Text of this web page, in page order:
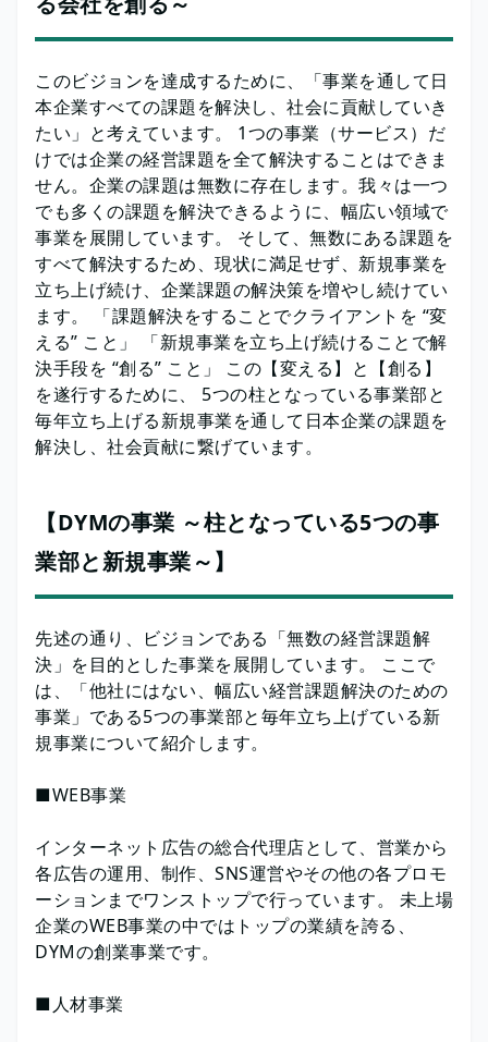
このビジョンを達成するために、「事業を通して日
本企業すべての課題を解決し、社会に貢献していき
たい」と考えています。 1つの事業（サービス）だ
けでは企業の経営課題を全て解決することはできま
せん。企業の課題は無数に存在します。我々は一つ
でも多くの課題を解決できるように、幅広い領域で
事業を展開しています。 そして、無数にある課題を
すべて解決するため、現状に満足せず、新規事業を
立ち上げ続け、企業課題の解決策を増やし続けてい
ます。 「課題解決をすることでクライアントを “変
える” こと」 「新規事業を立ち上げ続けることで解
決手段を “創る” こと」 この【変える】と【創る】
を遂行するために、 5つの柱となっている事業部と
毎年立ち上げる新規事業を通して日本企業の課題を
解決し、社会貢献に繋げています。
【DYMの事業 ～柱となっている5つの事
業部と新規事業～】
先述の通り、ビジョンである「無数の経営課題解
決」を目的とした事業を展開しています。 ここで
は、「他社にはない、幅広い経営課題解決のための
事業」である5つの事業部と毎年立ち上げている新
規事業について紹介します。
■WEB事業
インターネット広告の総合代理店として、営業から
各広告の運用、制作、SNS運営やその他の各プロモ
ーションまでワンストップで行っています。 未上場
企業のWEB事業の中ではトップの業績を誇る、
DYMの創業事業です。
■人材事業